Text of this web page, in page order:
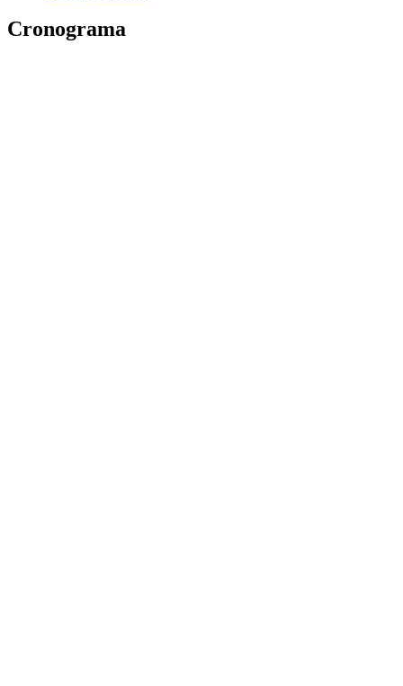
Cronograma